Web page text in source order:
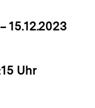
15.12.2023
Uhr